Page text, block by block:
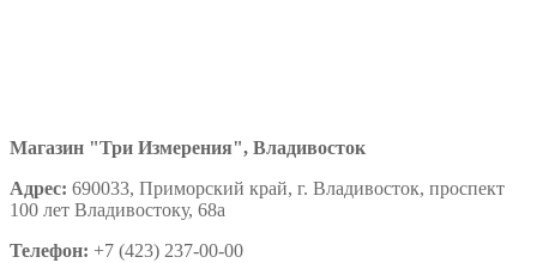
Магазин "Три Измерения", Владивосток
Адрес: 690033, Приморский край, г. Владивосток, проспект
100 лет Владивостоку, 68а
Телефон: +7 (423) 237-00-00